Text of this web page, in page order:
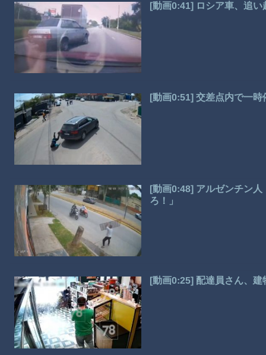
[動画0:41] ロシア車、追
[動画0:51] 交差点内で一
[動画0:48] アルゼンチン
ろ！」
[動画0:25] 配達員さん、建